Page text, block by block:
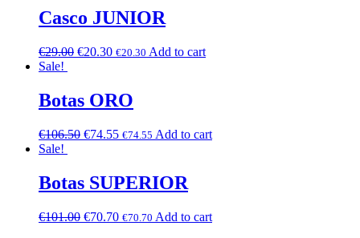
Casco JUNIOR
€29.00 €20.30 €20.30 Add to cart
Sale!
Botas ORO
€106.50 €74.55 €74.55 Add to cart
Sale!
Botas SUPERIOR
€101.00 €70.70 €70.70 Add to cart